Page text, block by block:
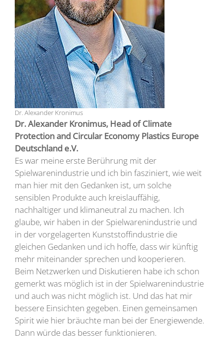
Dr. Alexander Kronimus
Dr. Alexander Kronimus, Head of Climate
Protection and Circular Economy Plastics Europe
Deutschland e.V.
Es war meine erste Berührung mit der
Spielwarenindustrie und ich bin fasziniert, wie weit
man hier mit den Gedanken ist, um solche
sensiblen Produkte auch kreislauffähig,
nachhaltiger und klimaneutral zu machen. Ich
glaube, wir haben in der Spielwarenindustrie und
in der vorgelagerten Kunststoffindustrie die
gleichen Gedanken und ich hoffe, dass wir künftig
mehr miteinander sprechen und kooperieren.
Beim Netzwerken und Diskutieren habe ich schon
gemerkt was möglich ist in der Spielwarenindustrie
und auch was nicht möglich ist. Und das hat mir
bessere Einsichten gegeben. Einen gemeinsamen
Spirit wie hier bräuchte man bei der Energiewende.
Dann würde das besser funktionieren.